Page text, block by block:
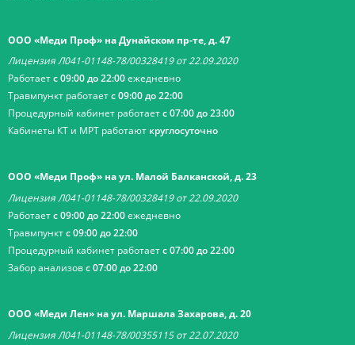
ООО «Меди Проф» на Дунайском пр-те, д. 47
Лицензия Л041-01148-78/00328419 от 22.09.2020
Работаетс 09:00 до 22:00ежедневно
Травмпункт работаетс 09:00 до 22:00
Процедурный кабинет работаетс 07:00 до 23:00
Кабинеты КТ и МРТ работают круглосуточно
ООО «Меди Проф» на ул. Малой Балканской, д. 23
Лицензия Л041-01148-78/00328419 от 22.09.2020
Работаетс 09:00 до 22:00ежедневно
Травмпунктс 09:00 до 22:00
Процедурный кабинет работаетс 07:00 до 22:00
Забор анализовс 07:00 до 22:00
ООО «Меди Лен» на ул. Маршала Захарова, д. 20
Лицензия Л041-01148-78/00355115 от 22.07.2020